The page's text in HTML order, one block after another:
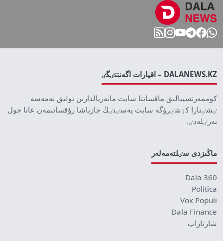
DALANEWS.KZ – اقپارات اگەنتتٸگٸ
كوممەرتسييالىق ماقساتتا سايت ماتەريالدارىن تولىق نەمەسە
ٸشٸنارا كٶشٸرۋگە سايت يەسٸنٸڭ جازباشا رۇقساتىمەن عانا جول
بەرٸلەدٸ.
ماڭىزدى سٸلتەمەلەر
Dala 360
Politica
Vox Populi
Dala Finance
شارتاراپ